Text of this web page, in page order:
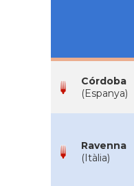
Córdoba
(Espanya)
Ravenna
(Itàlia)